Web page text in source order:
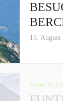
15. August
Natur &